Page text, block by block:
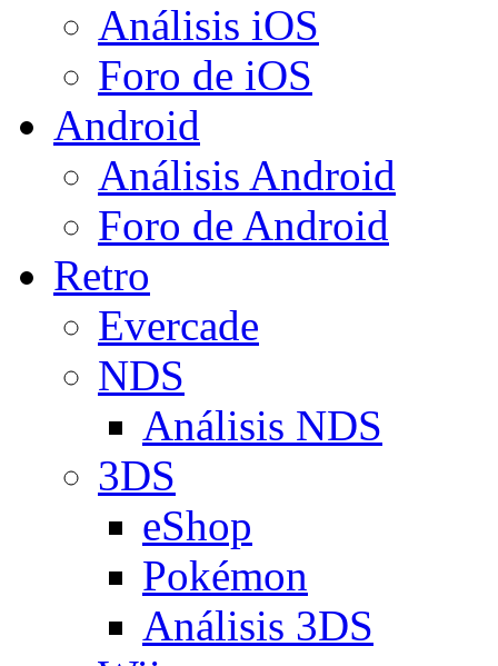
Análisis iOS
Foro de iOS
Android
Análisis Android
Foro de Android
Retro
Evercade
NDS
Análisis NDS
3DS
eShop
Pokémon
Análisis 3DS